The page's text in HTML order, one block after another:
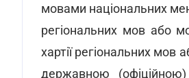
мовами національних
регіональних мов або
хартії регіональних
державною